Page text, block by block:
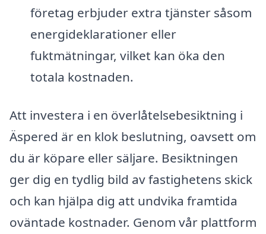
företag erbjuder extra tjänster såsom
energideklarationer eller
fuktmätningar, vilket kan öka den
totala kostnaden.
Att investera i en överlåtelsebesiktning i
Äspered är en klok beslutning, oavsett om
du är köpare eller säljare. Besiktningen
ger dig en tydlig bild av fastighetens skick
och kan hjälpa dig att undvika framtida
oväntade kostnader. Genom vår plattform